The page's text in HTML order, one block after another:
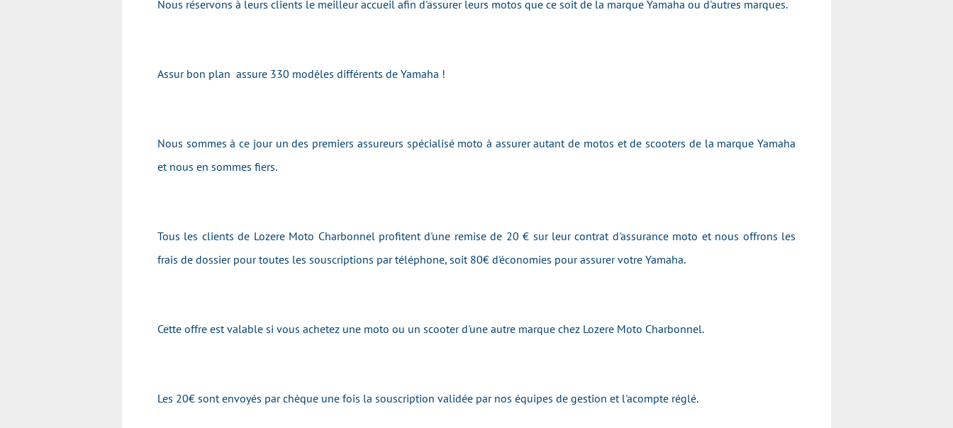
Nous réservons à leurs clients le meilleur accueil afin d'assurer leurs motos que ce soit de la marque Yamaha ou d'autres marques.
Assur bon plan assure 330 modèles différents de Yamaha !
Nous sommes à ce jour un des premiers assureurs spécialisé moto à assurer autant de motos et de scooters de la marque Yamaha
et nous en sommes fiers.
Tous les clients de Lozere Moto Charbonnel profitent d'une remise de 20 € sur leur contrat d'assurance moto et nous offrons les
frais de dossier pour toutes les souscriptions par téléphone, soit 80€ d'économies pour assurer votre Yamaha.
Cette offre est valable si vous achetez une moto ou un scooter d'une autre marque chez Lozere Moto Charbonnel.
Les 20€ sont envoyés par chèque une fois la souscription validée par nos équipes de gestion et l'acompte réglé.